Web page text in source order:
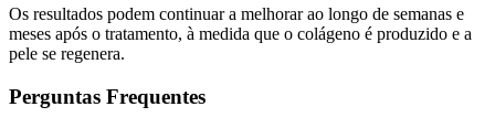
Os resultados podem continuar a melhorar ao longo de semanas e
meses após o tratamento, à medida que o colágeno é produzido e a
pele se regenera.
Perguntas Frequentes